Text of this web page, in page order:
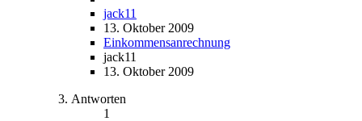
jack11
13. Oktober 2009
Einkommensanrechnung
jack11
13. Oktober 2009
Antworten
1